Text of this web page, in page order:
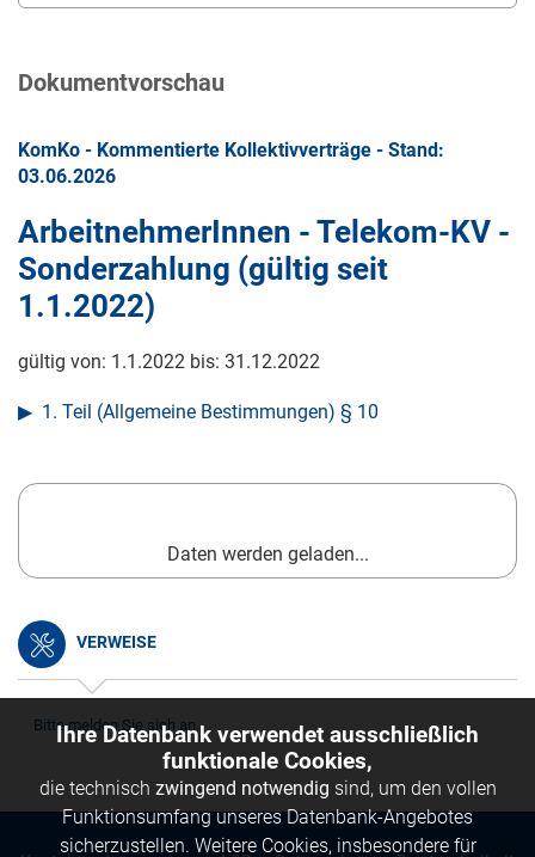
Dokumentvorschau
KomKo - Kommentierte Kollektivverträge - Stand:
03.06.2026
ArbeitnehmerInnen - Telekom-KV -
Sonderzahlung (gültig seit
1.1.2022)
gültig von: 1.1.2022 bis: 31.12.2022
1. Teil (Allgemeine Bestimmungen) § 10
Daten werden geladen...
VERWEISE
Bitte melden Sie sich an.
Ihre Datenbank verwendet ausschließlich
funktionale Cookies,
die technisch zwingend notwendig sind, um den vollen
Funktionsumfang unseres Datenbank-Angebotes
sicherzustellen. Weitere Cookies, insbesondere für